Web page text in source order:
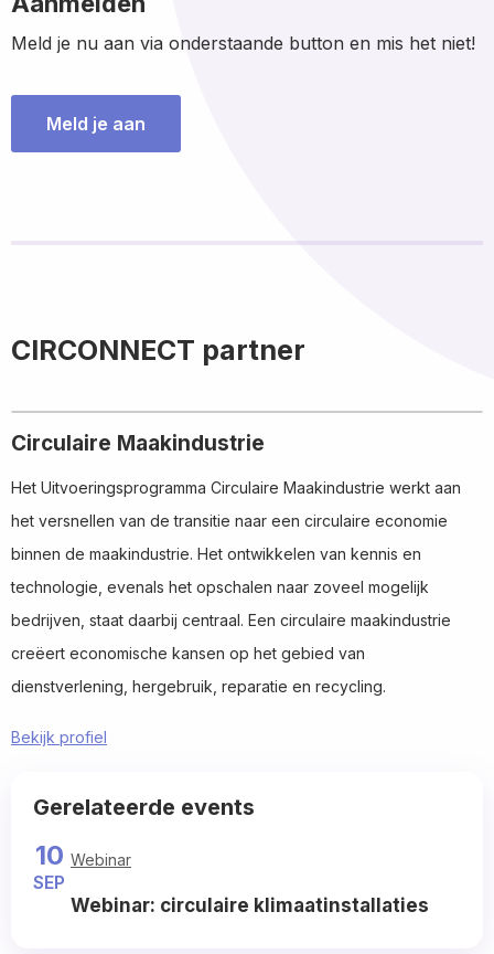
Meld je nu aan via onderstaande button en mis het niet!
Meld je aan
CIRCONNECT partner
Circulaire Maakindustrie
Het Uitvoeringsprogramma Circulaire Maakindustrie werkt aan
het versnellen van de transitie naar een circulaire economie
binnen de maakindustrie. Het ontwikkelen van kennis en
technologie, evenals het opschalen naar zoveel mogelijk
bedrijven, staat daarbij centraal. Een circulaire maakindustrie
creëert economische kansen op het gebied van
dienstverlening, hergebruik, reparatie en recycling.
Bekijk profiel
more
Gerelateerde events
10
SEP
Webinar
Webinar: circulaire klimaatinstallaties